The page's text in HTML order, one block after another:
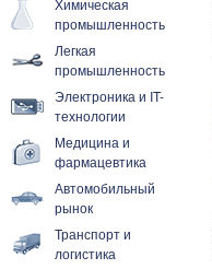
Химическая
промышленность
Легкая
промышленность
Электроника и IT-
технологии
Медицина и
фармацевтика
Автомобильный
рынок
Транспорт и
логистика